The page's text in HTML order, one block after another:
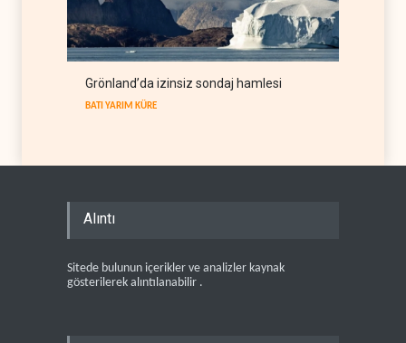
Grönland’da izinsiz sondaj hamlesi
BATI YARIM KÜRE
Alıntı
Sitede bulunun içerikler ve analizler kaynak
gösterilerek alıntılanabilir .